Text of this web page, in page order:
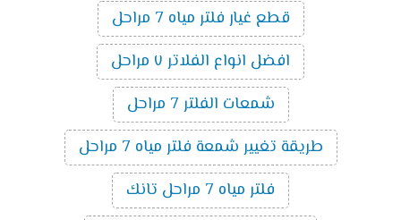
قطع غيار فلتر مياه 7 مراحل
افضل انواع الفلاتر ٧ مراحل
شمعات الفلتر 7 مراحل
طريقة تغيير شمعة فلتر مياه 7 مراحل
فلتر مياه 7 مراحل تانك